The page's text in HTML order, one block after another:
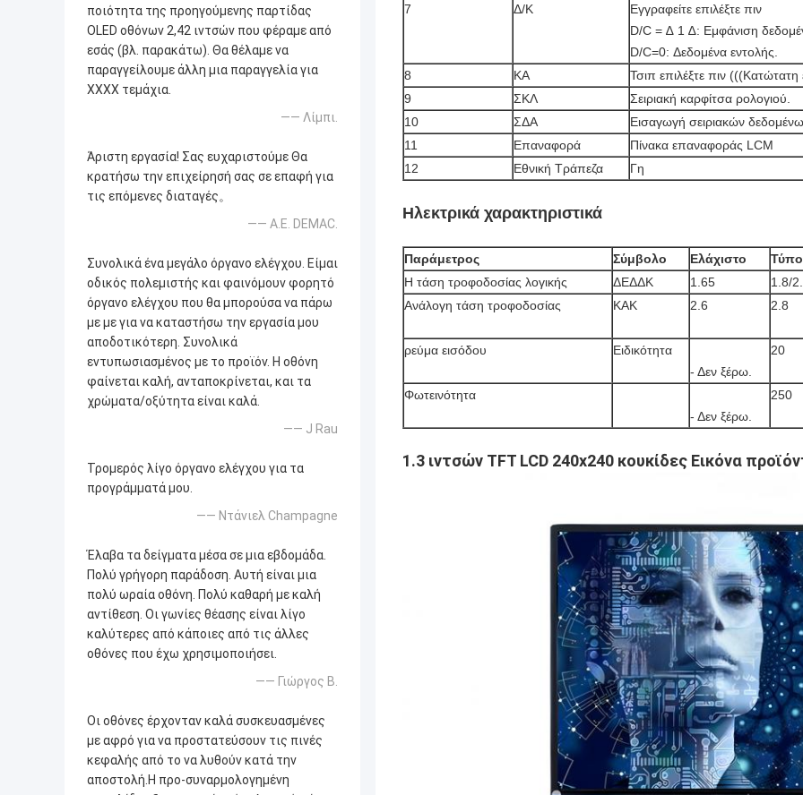
ποιότητα της προηγούμενης παρτίδας
OLED οθόνων 2,42 ιντσών που φέραμε από
εσάς (βλ. παρακάτω). Θα θέλαμε να
παραγγείλουμε άλλη μια παραγγελία για
XXXX τεμάχια.
—— Λίμπι.
Άριστη εργασία! Σας ευχαριστούμε Θα
κρατήσω την επιχείρησή σας σε επαφή για
τις επόμενες διαταγές。
—— Α.Ε. DEMAC.
Συνολικά ένα μεγάλο όργανο ελέγχου. Είμαι
οδικός πολεμιστής και φαινόμουν φορητό
όργανο ελέγχου που θα μπορούσα να πάρω
με με για να καταστήσω την εργασία μου
αποδοτικότερη. Συνολικά
εντυπωσιασμένος με το προϊόν. Η οθόνη
φαίνεται καλή, ανταποκρίνεται, και τα
χρώματα/οξύτητα είναι καλά.
—— J Rau
Τρομερός λίγο όργανο ελέγχου για τα
προγράμματά μου.
—— Ντάνιελ Champagne
Έλαβα τα δείγματα μέσα σε μια εβδομάδα.
Πολύ γρήγορη παράδοση. Αυτή είναι μια
πολύ ωραία οθόνη. Πολύ καθαρή με καλή
αντίθεση. Οι γωνίες θέασης είναι λίγο
καλύτερες από κάποιες από τις άλλες
οθόνες που έχω χρησιμοποιήσει.
—— Γιώργος Β.
Οι οθόνες έρχονταν καλά συσκευασμένες
με αφρό για να προστατεύσουν τις πινές
κεφαλής από το να λυθούν κατά την
αποστολή.Η προ-συναρμολογημένη
7
Δ/Κ
Εγγραφείτε επιλέξτε πιν
D/C = ∆ 1 ∆: Εμφάνιση
D/C=0: Δεδομένα εντολής.
8
ΚΑ
Τσιπ επιλέξτε πιν
9
ΣΚΛ
Σειριακή καρφίτσα ρολογιού.
10
ΣΔΑ
Εισαγωγή σειριακών
11
Επαναφορά
Πίνακα επαναφοράς LCM
12
Εθνική Τράπεζα Γη
Ηλεκτρικά χαρακτηριστικά
Παράμετρος Σύμβολο Ελάχιστο
Η τάση τροφοδοσίας λογικής
ΔΕΔΔΚ 1.65
1.8/
Ανάλογη τάση τροφοδοσίας
ΚΑΚ 2.6 2.8
ρεύμα εισόδου
Ειδικότητα
- Δεν ξέρω.
20
Φωτεινότητα
- Δεν ξέρω.
250
1.3 ιντσών TFT LCD 240x240 κουκίδες Εικόνα